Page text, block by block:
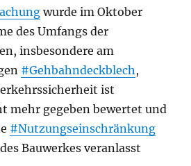
wurde im Oktober
des Umfangs der
insbesondere am
#Gehbahndeckblech,
ist
mehr gegeben bewertet und
#Nutzungseinschränkung
Bauwerkes veranlasst